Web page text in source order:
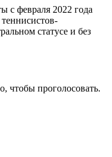
с февраля 2022 года
статусе и без
чтобы проголосовать.